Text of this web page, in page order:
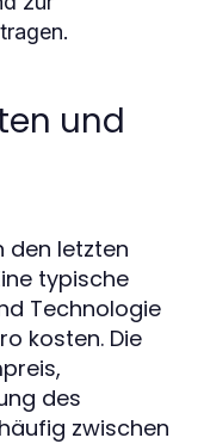
und
den letzten
typische
Technologie
kosten. Die
des
zwischen